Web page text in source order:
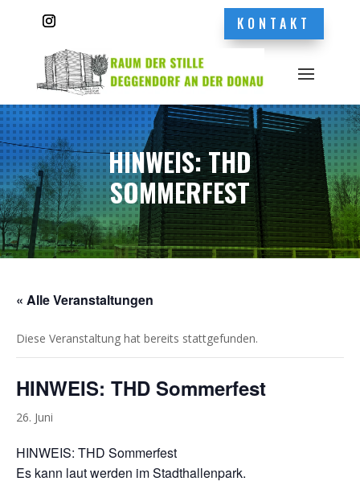
KONTAKT
HINWEIS: THD
SOMMERFEST
« Alle Veranstaltungen
Diese Veranstaltung hat bereits stattgefunden.
HINWEIS: THD Sommerfest
26. Juni
HINWEIS: THD Sommerfest
Es kann laut werden im Stadthallenpark.